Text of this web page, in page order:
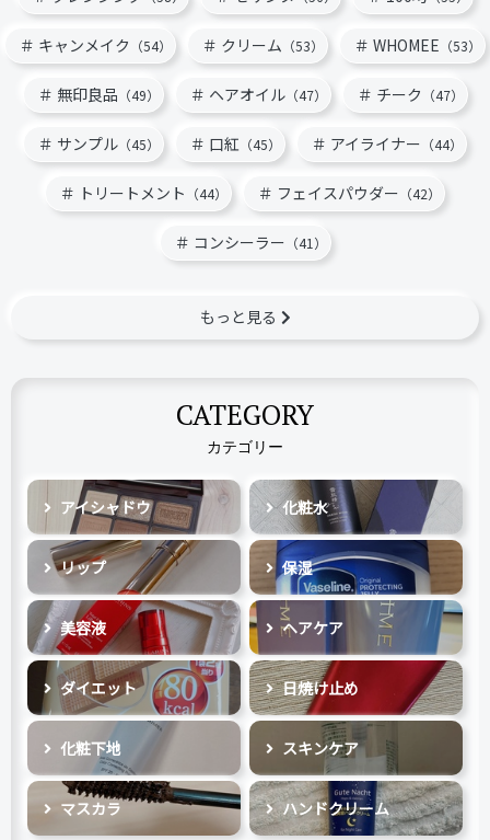
キャンメイク （54） クリーム （53） WHOMEE （53）
無印良品 （49） ヘアオイル（47） チーク （47）
サンプル （45） 口紅 （45） アイライナー （44）
トリートメント （44） フェイスパウダー （42）
コンシーラー （41）
もっと見る
CATEGORY
カテゴリー
アイシャドウ 化粧水
リップ 保湿
美容液 ヘアケア
ダイエット 日焼け止め
化粧下地 スキンケア
マスカラ ハンドクリーム